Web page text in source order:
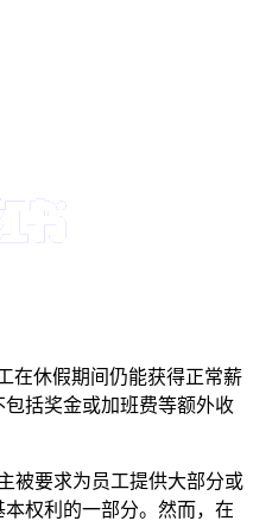
在休假期间仍能获得正常薪
括奖金或加班费等额外收
被要求为员工提供大部分或
权利的一部分。然而，在